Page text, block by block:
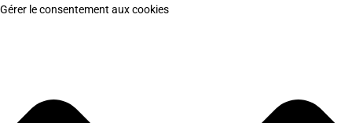
Gérer le consentement aux cookies